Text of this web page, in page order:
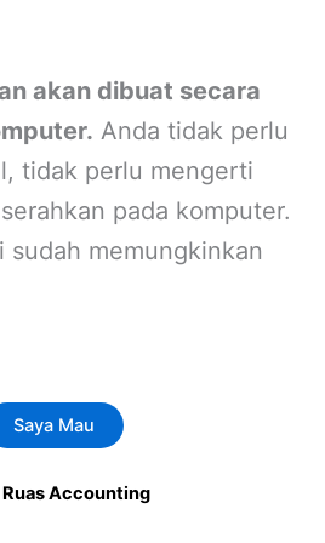
akan dibuat secara
Anda tidak perlu
tidak perlu mengerti
pada komputer.
sudah memungkinkan
Saya Mau
Accounting